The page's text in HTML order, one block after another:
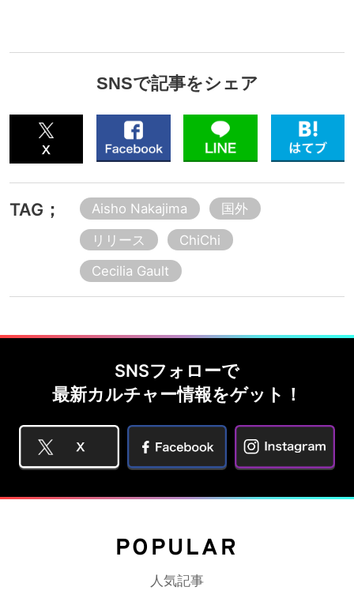
SNSで記事をシェア
TAG； Aisho Nakajima
国外
リリース
ChiChi
Cecilia Gault
SNSフォローで
最新カルチャー情報をゲット！
POPULAR
人気記事